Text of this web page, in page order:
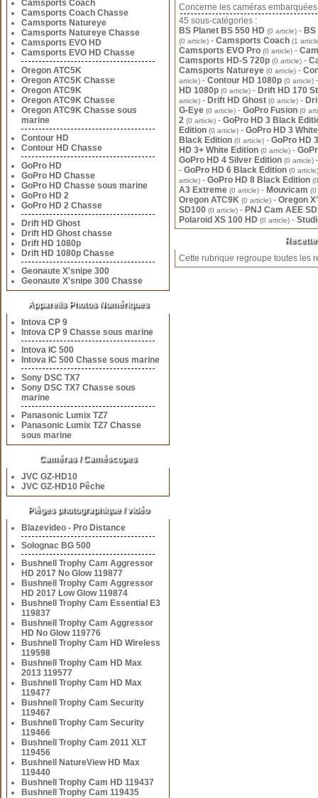
Camsports Coach
Camsports Coach Chasse
Camsports Natureye
Camsports Natureye Chasse
Camsports EVO HD
Camsports EVO HD Chasse
Oregon ATC5K
Oregon ATC5K Chasse
Oregon ATC9K
Oregon ATC9K Chasse
Oregon ATC9K Chasse sous
marine
Contour HD
Contour HD Chasse
GoPro HD
GoPro HD Chasse
GoPro HD Chasse sous marine
GoPro HD 2
GoPro HD 2 Chasse
Drift HD Ghost
Drift HD Ghost chasse
Drift HD 1080p
Drift HD 1080p Chasse
Geonaute X'snipe 300
Geonaute X'snipe 300 Chasse
Appareils Photos Numériques
Intova CP 9
Intova CP 9 Chasse sous marine
Intova IC 500
Intova IC 500 Chasse sous marine
Sony DSC TX7
Sony DSC TX7 Chasse sous
marine
Panasonic Lumix TZ7
Panasonic Lumix TZ7 Chasse
sous marine
Caméras / Caméscopes
JVC GZ-HD10
JVC GZ-HD10 Pêche
Pièges photographique / vidéo
Blazevideo - Pro Distance
Solognac BG 500
Bushnell Trophy Cam Aggressor
HD 2017 No Glow 119877
Bushnell Trophy Cam Aggressor
HD 2017 Low Glow 119874
Bushnell Trophy Cam Essential E3
119837
Bushnell Trophy Cam Aggressor
HD No Glow 119776
Bushnell Trophy Cam HD Wireless
119598
Bushnell Trophy Cam HD Max
2013 119577
Bushnell Trophy Cam HD Max
119477
Bushnell Trophy Cam Security
119467
Bushnell Trophy Cam Security
119466
Bushnell Trophy Cam 2011 XLT
119456
Bushnell NatureView HD Max
119440
Bushnell Trophy Cam HD 119437
Bushnell Trophy Cam 119435
Concerne les caméras embarquées
45 sous-catégories :
BS Planet BS 550 HD (0 article) -
(0 article) - Camsports Coach (1
Camsports EVO Pro (0 article) -
Camsports HD-S 720p (0 article) -
Camsports Natureye (0 article) -
article) - Contour HD 1080p (0 article)
HD 1080p (0 article) - Drift HD 170
article) - Drift HD Ghost (0 article) -
G-Eye (0 article) - GoPro Fusion (0
2 (0 article) - GoPro HD 3 Black
Edition (0 article) - GoPro HD 3
Black Edition (0 article) - GoPro HD
HD 3+ White Edition (0 article) -
GoPro HD 4 Silver Edition (0 article)
- GoPro HD 6 Black Edition (0 article)
article) - GoPro HD 8 Black Edition
A3 Extreme (0 article) - Mouvicam (0
Oregon ATC9K (0 article) - Oregon
SD100 (0 article) - PNJ Cam AEE
Polaroid XS 100 HD (0 article) -
Recette
Cette rubrique regroupe toutes les